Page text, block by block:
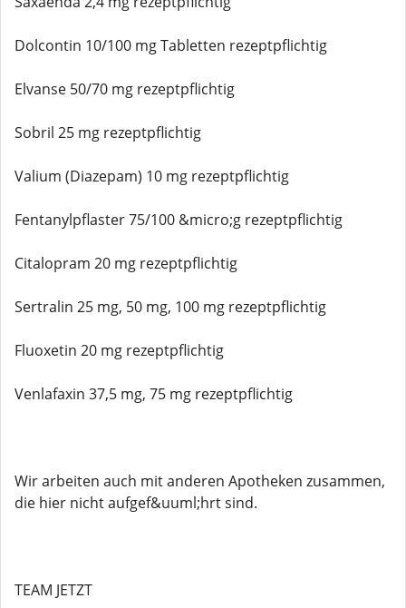
Dolcontin 10/100 mg Tabletten rezeptpflichtig
Elvanse 50/70 mg rezeptpflichtig
Sobril 25 mg rezeptpflichtig
Valium (Diazepam) 10 mg rezeptpflichtig
Fentanylpflaster 75/100 &micro;g rezeptpflichtig
Citalopram 20 mg rezeptpflichtig
Sertralin 25 mg, 50 mg, 100 mg rezeptpflichtig
Fluoxetin 20 mg rezeptpflichtig
Venlafaxin 37,5 mg, 75 mg rezeptpflichtig
Wir arbeiten auch mit anderen Apotheken zusammen,
die hier nicht aufgef&uuml;hrt sind.
TEAM JETZT